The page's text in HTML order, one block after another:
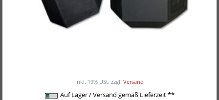
inkl. 19% USt. zzgl. Versand
Auf Lager / Versand gemäß Lieferzeit **